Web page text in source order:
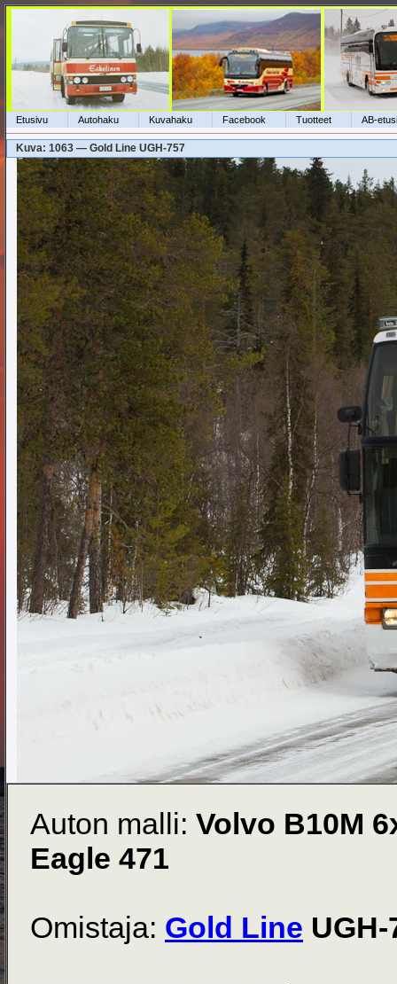
Etusivu Autohaku Kuvahaku Facebook Tuotteet AB-
Kuva: 1063 — Gold Line UGH-757
Auton malli: Volvo B10M
Eagle 471
Omistaja: Gold Line UGH-